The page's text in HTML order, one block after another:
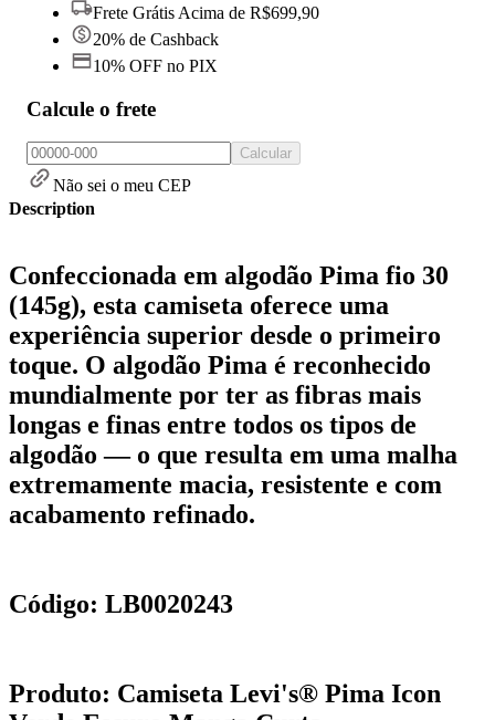
Frete Grátis Acima de R$699,90
20% de Cashback
10% OFF no PIX
Calcule o frete
Calcular
Não sei o meu CEP
Description
Confeccionada em algodão Pima fio 30
(145g), esta camiseta oferece uma
experiência superior desde o primeiro
toque. O algodão Pima é reconhecido
mundialmente por ter as fibras mais
longas e finas entre todos os tipos de
algodão — o que resulta em uma malha
extremamente macia, resistente e com
acabamento refinado.
Código: LB0020243
Produto: Camiseta Levi's® Pima Icon